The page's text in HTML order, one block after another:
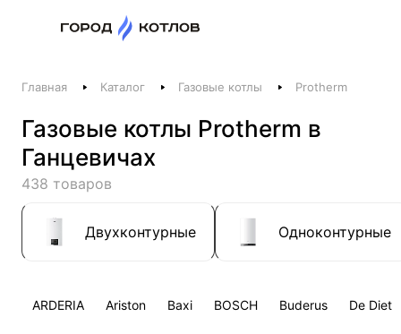
Телефоны
+375 44 511-06-41
+375 29 237-06-41
Котлы и отопление
Печи, камины, бани
Главная Каталог Газовые котлы Protherm
Газовые котлы Protherm в
Ганцевичах
438 товаров
Двухконтурные Одноконтурные
ARDERIA Ariston Baxi BOSCH Buderus De